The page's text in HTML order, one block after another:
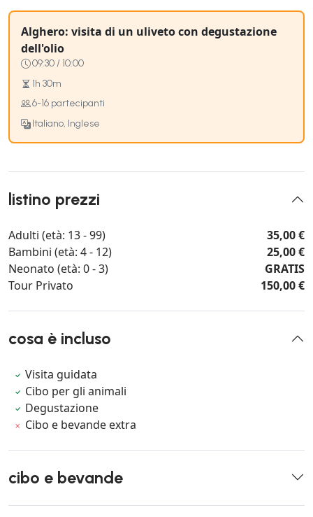
Alghero: visita di un uliveto con degustazione
dell'olio
09:30 / 10:00
1h 30m
6-16 partecipanti
Italiano, Inglese
listino prezzi
Adulti (età: 13 - 99)
35,00 €
Bambini (età: 4 - 12)
25,00 €
Neonato (età: 0 - 3)
GRATIS
Tour Privato
150,00 €
cosa è incluso
Visita guidata
Cibo per gli animali
Degustazione
Cibo e bevande extra
cibo e bevande